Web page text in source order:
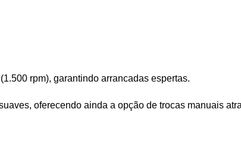
rpm), garantindo arrancadas espertas.
oferecendo ainda a opção de trocas manuais